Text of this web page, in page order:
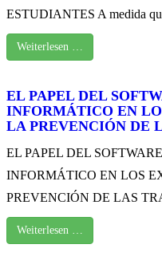
ESTUDIANTES A medida
Weiterlesen …
EL PAPEL DEL
INFORMÁTICO EN
LA PREVENCIÓN DE
EL PAPEL DEL
INFORMÁTICO EN LOS
PREVENCIÓN DE LAS
Weiterlesen …